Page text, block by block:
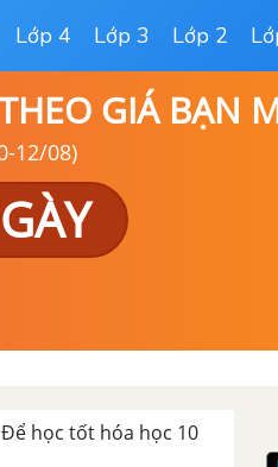
Lớp 4 Lớp 3 Lớp 2
GIÁ BẠN
12/08)
học tốt hóa học 10